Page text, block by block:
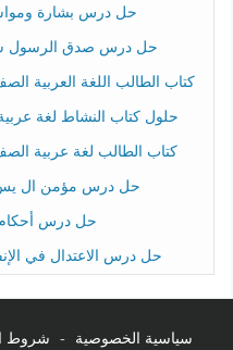
حل درس بشارة
حل درس صدق الرسول سورة يس 1-12
كتاب الطالب اللغة العربية الصف
حلول كتاب النشاط لغة
كتاب الطالب لغة عربية الصف
حل درس مؤمن ال يس
حل درس أحكام
حل درس الاعتدال في
سياسية الخصوصية - شروط